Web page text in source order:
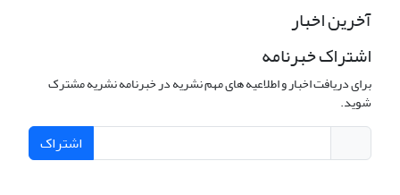
آخرین اخبار
اشتراک خبرنامه
برای دریافت اخبار و اطلاعیه های مهم نشریه در خبرنامه نشریه مشترک
شوید.
اشتراک